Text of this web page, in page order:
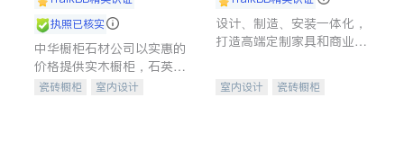
执照已核实
中华橱柜石材公司以实惠的
价格提供实木橱柜，石英石
台面，多种优质不锈钢水
瓷砖橱柜
室内设计
设计、制造、安装一体化，
打造高端定制家具和商业空
室内设计
瓷砖橱柜